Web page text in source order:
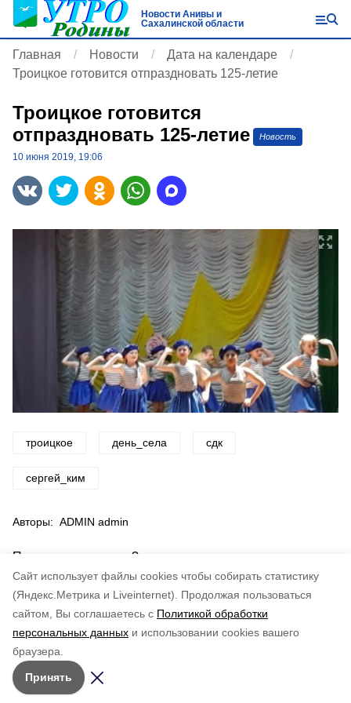
Cайт использует файлы cookies чтобы собирать статистику
(Яндекс.Метрика и Liveinternet).
Продолжая пользоваться
сайтом, Вы соглашаетесь с Политикой обработки
персональных данных и использовании cookies вашего
браузера.
Принять
Новости Анивы и
Сахалинской области
Главная Новости
Дата на календаре
Троицкое готовится отпраздновать 125-летие
Троицкое готовится
отпраздновать 125-летие
Новость
10 июня 2019, 19:06
троицкое день_села сдк
сергей_ким
Авторы: ADMIN admin
Понравилась статья?
по оценке5 пользователей
5 4 3 2 1